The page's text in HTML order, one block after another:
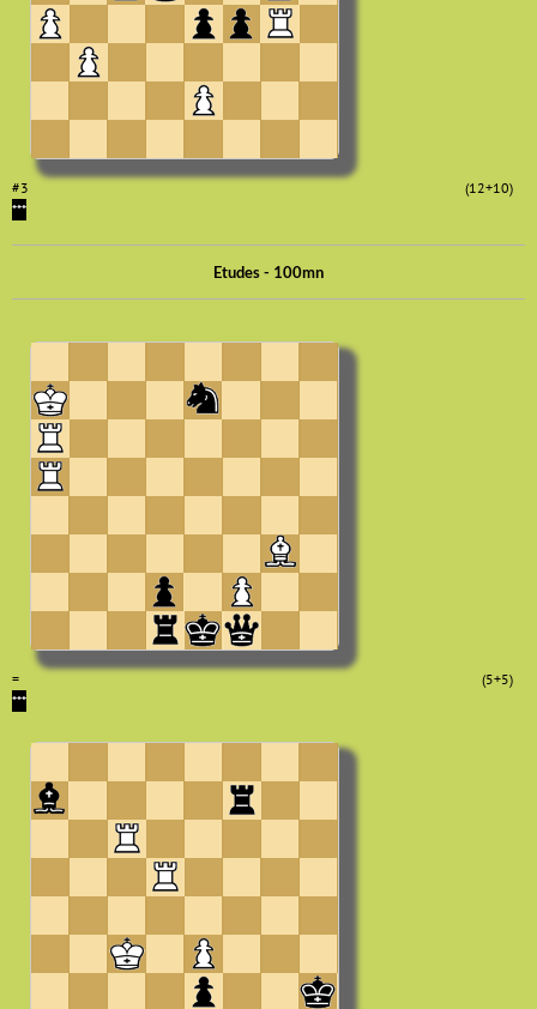
#3
(12+10)
***
Etudes - 100mn
=
(5+5)
***